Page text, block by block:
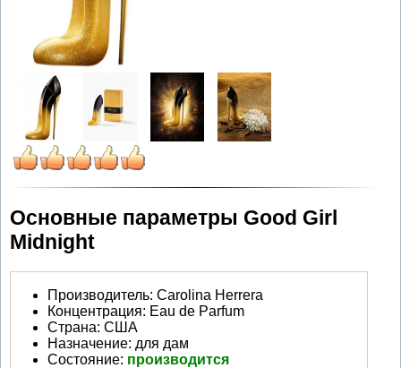
Основные параметры Good Girl
Midnight
Производитель: Carolina Herrera
Концентрация: Eau de Parfum
Страна: США
Назначение: для дам
Состояние: производится